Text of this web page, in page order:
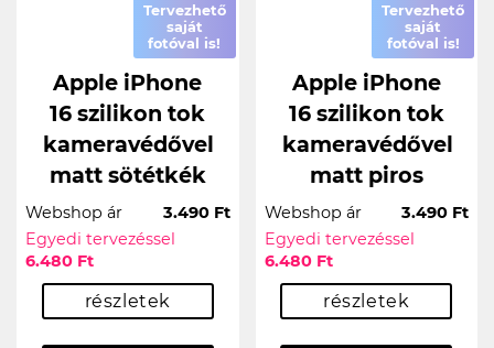
Tervezhető
saját
fotóval is!
Apple iPhone
16 szilikon tok
kameravédővel
matt sötétkék
Webshop ár
3.490 Ft
Egyedi tervezéssel
6.480 Ft
részletek
Tervezhető
saját
fotóval is!
Apple iPhone
16 szilikon tok
kameravédővel
matt piros
Webshop ár
3.490 Ft
Egyedi tervezéssel
6.480 Ft
részletek